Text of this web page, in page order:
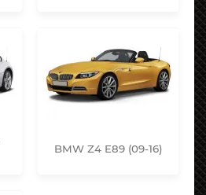
BMW Z4 E89 (09-16)